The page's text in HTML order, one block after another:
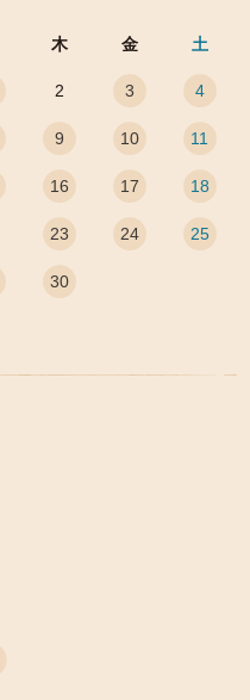
木 金 土
2 3 4
9 10 11
16 17 18
23 24 25
30